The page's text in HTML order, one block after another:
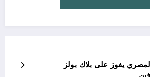
يفوز على بلاك بولز